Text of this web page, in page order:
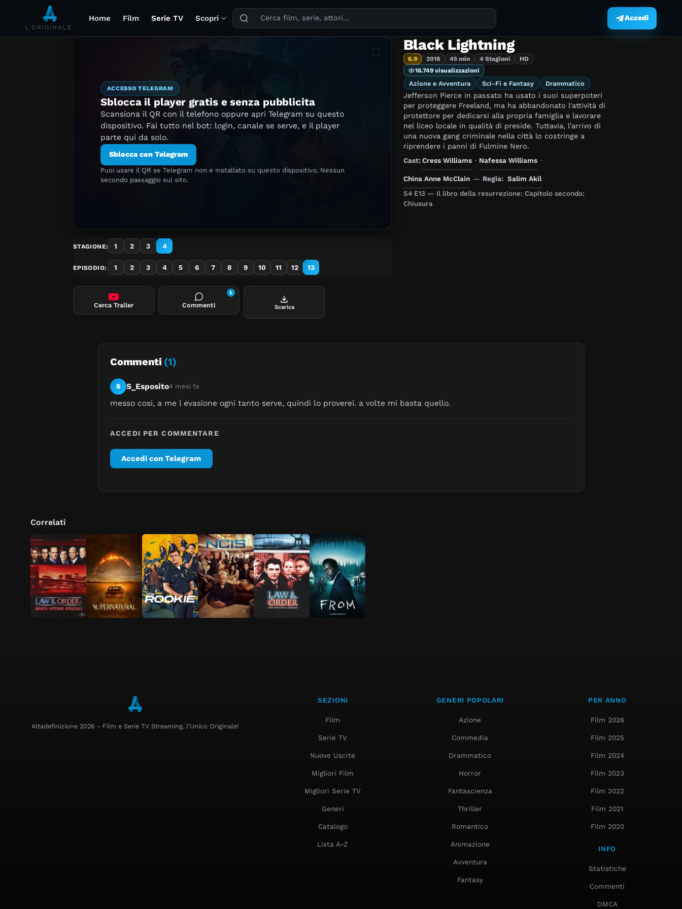
L'ORIGINALE.
Home Film Serie TV Scopri
Puoi cercare film, serie TV, attori, registi, generi e temi.
Accedi
ACCESSO TELEGRAM
Sblocca il player gratis e senza pubblicita
Scansiona il QR con il telefono oppure apri Telegram su questo
dispositivo. Fai tutto nel bot: login, canale se serve, e il player
parte qui da solo.
Sblocca con Telegram
Puoi usare il QR se Telegram non e installato su questo dispositivo. Nessun
secondo passaggio sul sito.
Aggiungi in lista
STAGIONE: 1 2 3 4
EPISODIO: 1 2 3 4 5 6 7 8 9 10 11 12 13
Black Lightning
6.9 2018 45 min 4 Stagioni
HD
16.749 visualizzazioni
Azione e Avventura Sci-Fi e Fantasy Drammatico
Jefferson Pierce in passato ha usato i suoi superpoteri
per proteggere Freeland, ma ha abbandonato l'attività di
protettore per dedicarsi alla propria famiglia e lavorare
nel liceo locale in qualità di preside. Tuttavia, l'arrivo di
una nuova gang criminale nella città lo costringe a
riprendere i panni di Fulmine Nero.
Cast: Cress Williams · Nafessa Williams ·
China Anne McClain — Regia: Salim Akil
S4 E13 — Il libro della resurrezione: Capitolo secondo:
Chiusura
Cerca Trailer Commenti
1
Scarica
Commenti (1)
S S_Esposito4 mesi fa
messo cosi, a me l evasione ogni tanto serve, quindi lo proverei. a volte mi basta quello.
ACCEDI PER COMMENTARE
Accedi con Telegram
Correlati
Altadefinizione 2026 - Film e Serie TV Streaming, l'Unico Originale!
SEZIONI
Film
Serie TV
Nuove Uscite
Migliori Film
Migliori Serie TV
Generi
Catalogo
Lista A-Z
GENERI POPOLARI
Azione
Commedia
Drammatico
Horror
Fantascienza
Thriller
Romantico
Animazione
Avventura
Fantasy
PER ANNO
Film 2026
Film 2025
Film 2024
Film 2023
Film 2022
Film 2021
Film 2020
INFO
Statistiche
Commenti
DMCA